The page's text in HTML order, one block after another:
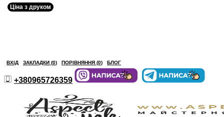
ВХІД ЗАКЛАДКИ (0) ПОРІВНЯННЯ (0) БЛОГ
+380965726359
Ціна з друком